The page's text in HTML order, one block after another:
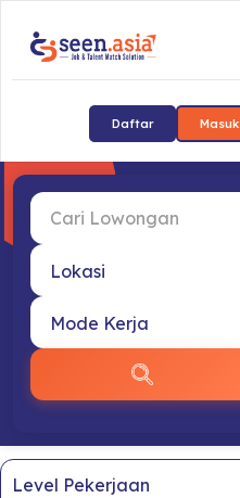
Daftar Masuk